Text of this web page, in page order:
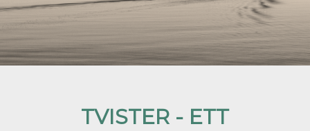
TVISTER - ETT